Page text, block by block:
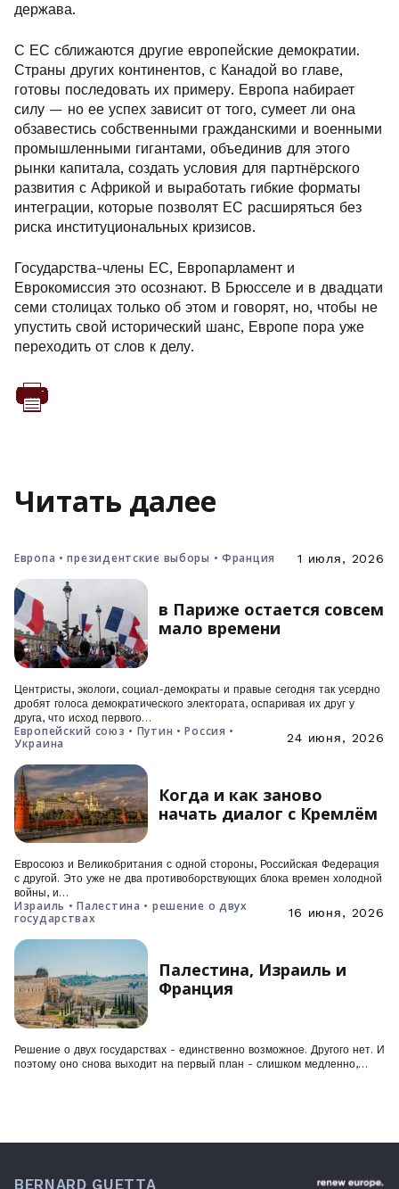
держава.
С ЕС сближаются другие европейские демократии.
Страны других континентов, с Канадой во главе,
готовы последовать их примеру. Европа набирает
силу — но ее успех зависит от того, сумеет ли она
обзавестись собственными гражданскими и военными
промышленными гигантами, объединив для этого
рынки капитала, создать условия для партнёрского
развития с Африкой и выработать гибкие форматы
интеграции, которые позволят ЕС расширяться без
риска институциональных кризисов.
Государства-члены ЕС, Европарламент и
Еврокомиссия это осознают. В Брюсселе и в двадцати
семи столицах только об этом и говорят, но, чтобы не
упустить свой исторический шанс, Европе пора уже
переходить от слов к делу.
Читать далее
Европа • президентские выборы • Франция 1 июля, 2026
в Париже остается совсем
мало времени
Центристы, экологи, социал-демократы и правые сегодня так усердно
дробят голоса демократического электората, оспаривая их друг у
друга, что исход первого…
Европейский союз • Путин • Россия •
Украина
24 июня, 2026
Когда и как заново
начать диалог с Кремлём
Евросоюз и Великобритания с одной стороны, Российская Федерация
с другой. Это уже не два противоборствующих блока времен холодной
войны, и…
Израиль • Палестина • решение о двух
государствах
16 июня, 2026
Палестина, Израиль и
Франция
Решение о двух государствах - единственно возможное. Другого нет. И
поэтому оно снова выходит на первый план - слишком медленно,…
BERNARD GUETTA